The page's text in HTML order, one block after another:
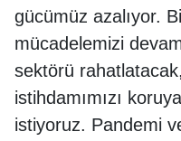
gücümüz azalıyor.
mücadelemizi
sektörü
istihdamımızı
istiyoruz. Pandemi